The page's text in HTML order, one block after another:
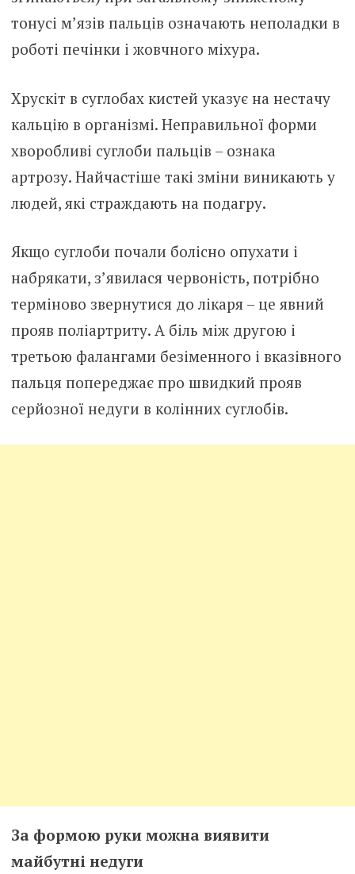
тонусі м’язів пальців означають неполадки в
роботі печінки і жовчного міхура.
Хрускіт в суглобах кистей указує на нестачу
кальцію в організмі. Неправильної форми
хворобливі суглоби пальців – ознака
артрозу. Найчастіше такі зміни виникають у
людей, які страждають на подагру.
Якщо суглоби почали болісно опухати і
набрякати, з’явилася червоність, потрібно
терміново звернутися до лікаря – це явний
прояв поліартриту. А біль між другою і
третьою фалангами безіменного і вказівного
пальця попереджає про швидкий прояв
серйозної недуги в колінних суглобів.
За формою руки можна виявити
майбутні недуги